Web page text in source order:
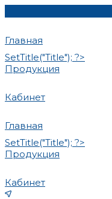
Главная
SetTitle("Title"); ?>
Продукция
Кабинет
Главная
SetTitle("Title"); ?>
Продукция
Кабинет